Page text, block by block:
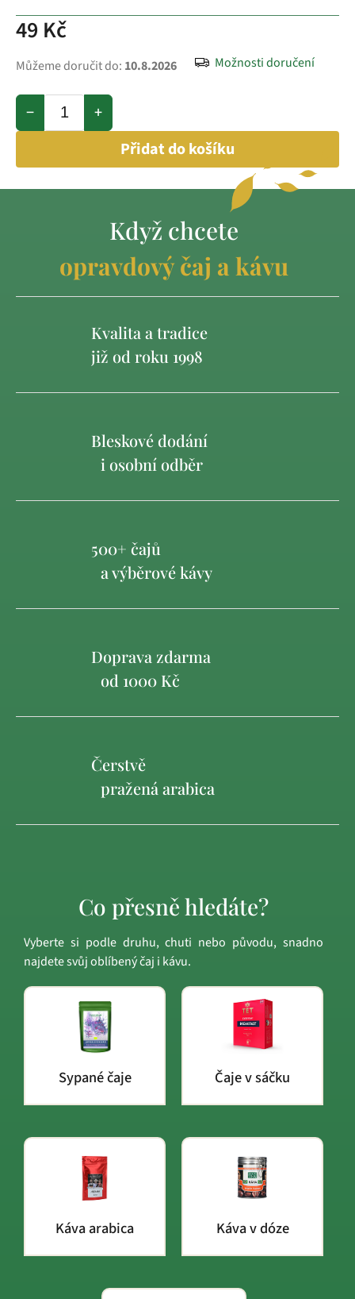
49 Kč
Můžeme doručit do: 10.8.2026 Možnosti doručení
+
−
Přidat do košíku
Když chcete
opravdový čaj a kávu
Kvalita a tradice
již od roku 1998
Bleskové dodání
i osobní odběr
500+ čajů
a výběrové kávy
Doprava zdarma
od 1000 Kč
Čerstvě
pražená arabica
Co přesně hledáte?
Vyberte si podle druhu, chuti nebo původu, snadno
najdete svůj oblíbený čaj i kávu.
Sypané čaje Čaje v sáčku
Káva arabica Káva v dóze